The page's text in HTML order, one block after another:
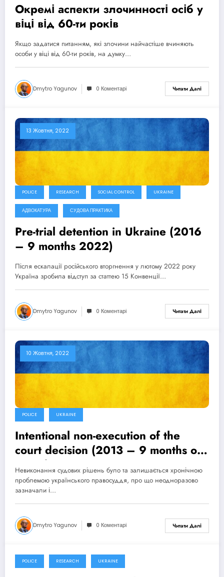
Окремі аспекти злочинності осіб у
віці від 60-ти років
Якщо задатися питанням, які злочини найчастіше вчиняють
особи у віці від 60-ти років, на думку…
Dmytro Yagunov 0 Коментарі Читати Далі
13 Жовтня, 2022
POLICE RESEARCH SOCIAL CONTROL UKRAINE
АДВОКАТУРА СУДОВА ПРАКТИКА
Pre-trial detention in Ukraine (2016
– 9 months 2022)
Після ескалації російського вторгнення у лютому 2022 року
Україна зробила відступ за статтею 15 Конвенції…
Dmytro Yagunov 0 Коментарі Читати Далі
10 Жовтня, 2022
POLICE UKRAINE
Intentional non-execution of the
court decision (2013 – 9 months of
2022)
Невиконання судових рішень було та залишається хронічною
проблемою українського правосуддя, про що неодноразово
зазначали і…
Dmytro Yagunov 0 Коментарі Читати Далі
9 Жовтня, 2022
POLICE RESEARCH UKRAINE